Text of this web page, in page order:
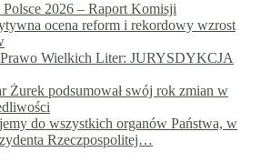
2026 – Raport Komisji
ocena reform i rekordowy wzrost
Wielkich Liter: JURYSDYKCJA
Żurek podsumował swój rok zmian w
do wszystkich organów Państwa, w
Rzeczpospolitej…